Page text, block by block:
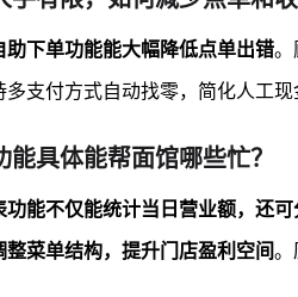
助下单功能能大幅降低点单出错。
支付方式自动找零，简化人工
能具体能帮面馆哪些忙？
功能不仅能统计当日营业额，还
整菜单结构，提升门店盈利空间。